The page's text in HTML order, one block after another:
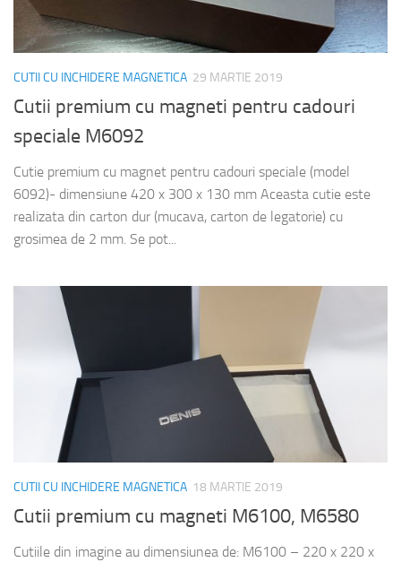
CUTII CU INCHIDERE MAGNETICA 29 MARTIE 2019
Cutii premium cu magneti pentru cadouri
speciale M6092
Cutie premium cu magnet pentru cadouri speciale (model
6092)- dimensiune 420 x 300 x 130 mm Aceasta cutie este
realizata din carton dur (mucava, carton de legatorie) cu
grosimea de 2 mm. Se pot...
CUTII CU INCHIDERE MAGNETICA 18 MARTIE 2019
Cutii premium cu magneti M6100, M6580
Cutiile din imagine au dimensiunea de: M6100 – 220 x 220 x